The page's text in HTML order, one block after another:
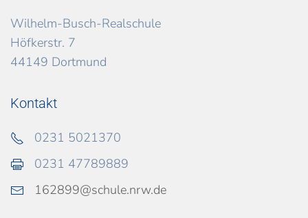
Wilhelm-Busch-Realschule
Höfkerstr. 7
44149 Dortmund
Kontakt
0231 5021370
0231 47789889
162899@schule.nrw.de